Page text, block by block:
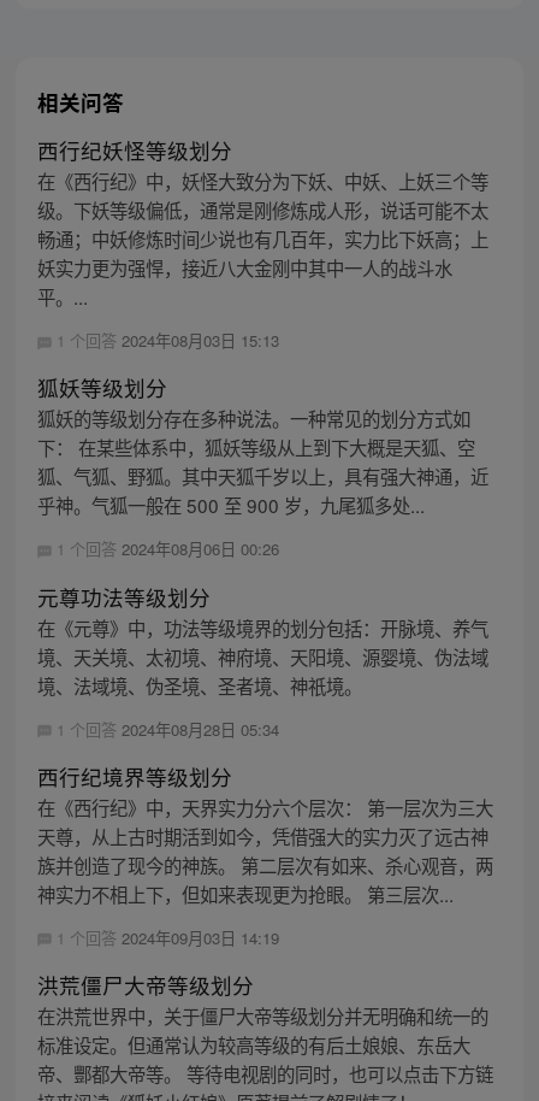
相关问答
西行纪妖怪等级划分
在《西行纪》中，妖怪大致分为下妖、中妖、上妖三个等
级。下妖等级偏低，通常是刚修炼成人形，说话可能不太
畅通；中妖修炼时间少说也有几百年，实力比下妖高；上
妖实力更为强悍，接近八大金刚中其中一人的战斗水
平。...
1 个回答 2024年08月03日 15:13
狐妖等级划分
狐妖的等级划分存在多种说法。一种常见的划分方式如
下： 在某些体系中，狐妖等级从上到下大概是天狐、空
狐、气狐、野狐。其中天狐千岁以上，具有强大神通，近
乎神。气狐一般在 500 至 900 岁，九尾狐多处...
1 个回答 2024年08月06日 00:26
元尊功法等级划分
在《元尊》中，功法等级境界的划分包括：开脉境、养气
境、天关境、太初境、神府境、天阳境、源婴境、伪法域
境、法域境、伪圣境、圣者境、神祇境。
1 个回答 2024年08月28日 05:34
西行纪境界等级划分
在《西行纪》中，天界实力分六个层次： 第一层次为三大
天尊，从上古时期活到如今，凭借强大的实力灭了远古神
族并创造了现今的神族。 第二层次有如来、杀心观音，两
神实力不相上下，但如来表现更为抢眼。 第三层次...
1 个回答 2024年09月03日 14:19
洪荒僵尸大帝等级划分
在洪荒世界中，关于僵尸大帝等级划分并无明确和统一的
标准设定。但通常认为较高等级的有后土娘娘、东岳大
帝、酆都大帝等。 等待电视剧的同时，也可以点击下方链